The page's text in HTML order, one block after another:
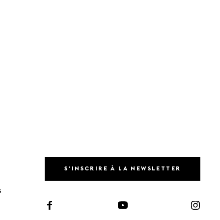
S'INSCRIRE À LA NEWSLETTER